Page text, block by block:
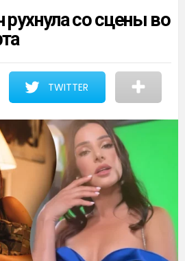
рухнула со сцены во
TWITTER